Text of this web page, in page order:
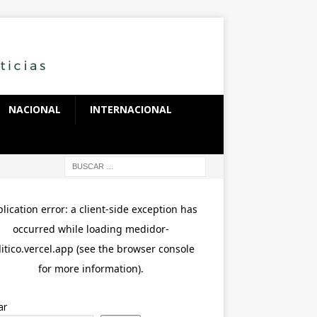
NACIONAL INTERNACIONAL